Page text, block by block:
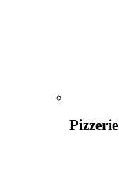
Pizzerie